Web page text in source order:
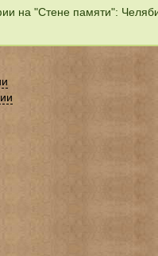
на "Стене памяти":